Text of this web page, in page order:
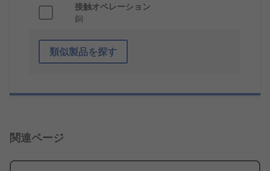
接触オペレーション
銅
類似製品を探す
関連ページ